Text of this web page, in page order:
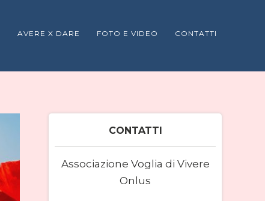
AVERE X DARE FOTO E VIDEO CONTATTI
CONTATTI
Associazione Voglia di Vivere
Onlus